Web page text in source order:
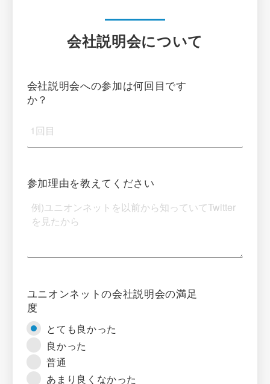
会社説明会について
会社説明会への参加は何回目です
か？
参加理由を教えてください
ユニオンネットの会社説明会の満足
度
とても良かった
良かった
普通
あまり良くなかった